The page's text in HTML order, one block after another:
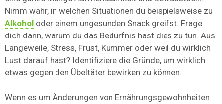
Nimm wahr, in welchen Situationen du beispielsweise zu
Alkohol oder einem ungesunden Snack greifst. Frage
dich dann, warum du das Bedürfnis hast dies zu tun. Aus
Langeweile, Stress, Frust, Kummer oder weil du wirklich
Lust darauf hast? Identifiziere die Gründe, um wirklich
etwas gegen den Übeltäter bewirken zu können.
Wenn es um Änderungen von Ernährungsgewohnheiten